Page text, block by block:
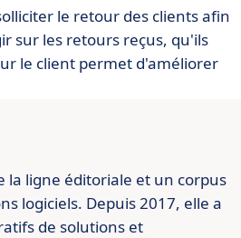
le retour des clients afin
sur les retours reçus, qu'ils
le client permet d'améliorer
la ligne éditoriale et un corpus
logiciels. Depuis 2017, elle a
de solutions et